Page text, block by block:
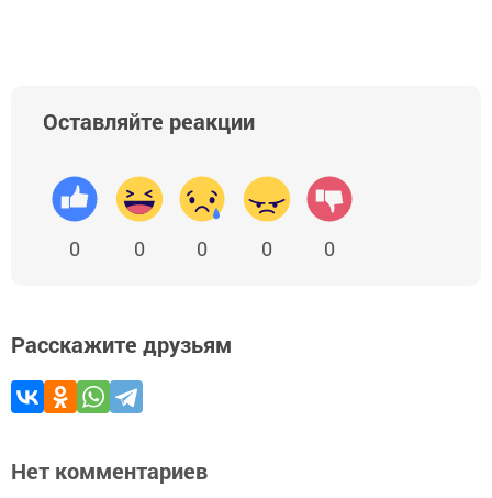
Оставляйте реакции
0 0 0 0 0
Расскажите друзьям
Нет комментариев